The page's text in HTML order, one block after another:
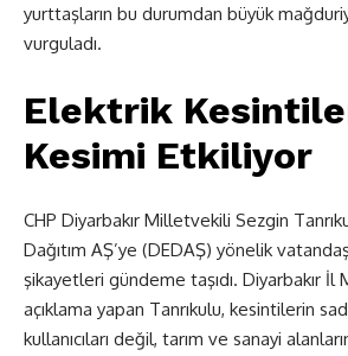
yurttaşların bu durumdan büyük
vurguladı.
Elektrik
Kesimi Etkiliyor
CHP Diyarbakır Milletvekili Sezgin
Dağıtım AŞ’ye (DEDAŞ) yönelik
şikayetleri gündeme taşıdı. Diyarbakır İl
açıklama yapan Tanrıkulu, kesintilerin
kullanıcıları değil, tarım ve sanayi